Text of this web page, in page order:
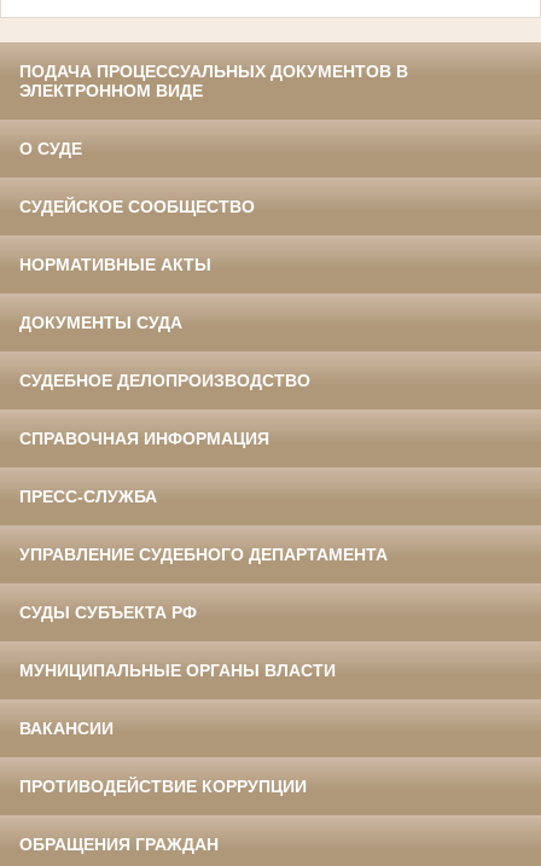
ПОДАЧА ПРОЦЕССУАЛЬНЫХ ДОКУМЕНТОВ В
ЭЛЕКТРОННОМ ВИДЕ
О СУДЕ
СУДЕЙСКОЕ СООБЩЕСТВО
НОРМАТИВНЫЕ АКТЫ
ДОКУМЕНТЫ СУДА
СУДЕБНОЕ ДЕЛОПРОИЗВОДСТВО
СПРАВОЧНАЯ ИНФОРМАЦИЯ
ПРЕСС-СЛУЖБА
УПРАВЛЕНИЕ СУДЕБНОГО ДЕПАРТАМЕНТА
СУДЫ СУБЪЕКТА РФ
МУНИЦИПАЛЬНЫЕ ОРГАНЫ ВЛАСТИ
ВАКАНСИИ
ПРОТИВОДЕЙСТВИЕ КОРРУПЦИИ
ОБРАЩЕНИЯ ГРАЖДАН